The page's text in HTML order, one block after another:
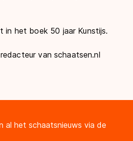
in het boek 50 jaar Kunstijs.
van schaatsen.nl
al het schaatsnieuws via de